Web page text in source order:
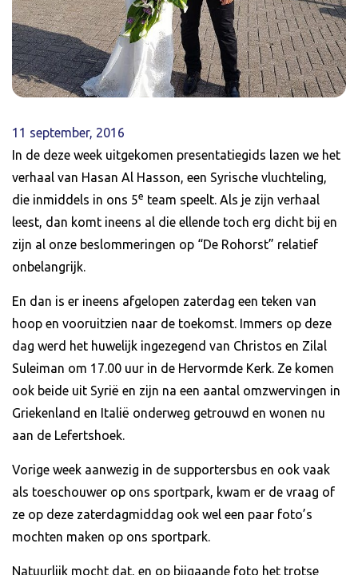
11 september, 2016
In de deze week uitgekomen presentatiegids lazen we het
verhaal van Hasan Al Hasson, een Syrische vluchteling,
die inmiddels in ons 5e team speelt. Als je zijn verhaal
leest, dan komt ineens al die ellende toch erg dicht bij en
zijn al onze beslommeringen op “De Rohorst” relatief
onbelangrijk.
En dan is er ineens afgelopen zaterdag een teken van
hoop en vooruitzien naar de toekomst. Immers op deze
dag werd het huwelijk ingezegend van Christos en Zilal
Suleiman om 17.00 uur in de Hervormde Kerk. Ze komen
ook beide uit Syrië en zijn na een aantal omzwervingen in
Griekenland en Italië onderweg getrouwd en wonen nu
aan de Lefertshoek.
Vorige week aanwezig in de supportersbus en ook vaak
als toeschouwer op ons sportpark, kwam er de vraag of
ze op deze zaterdagmiddag ook wel een paar foto’s
mochten maken op ons sportpark.
Natuurlijk mocht dat, en op bijgaande foto het trotse